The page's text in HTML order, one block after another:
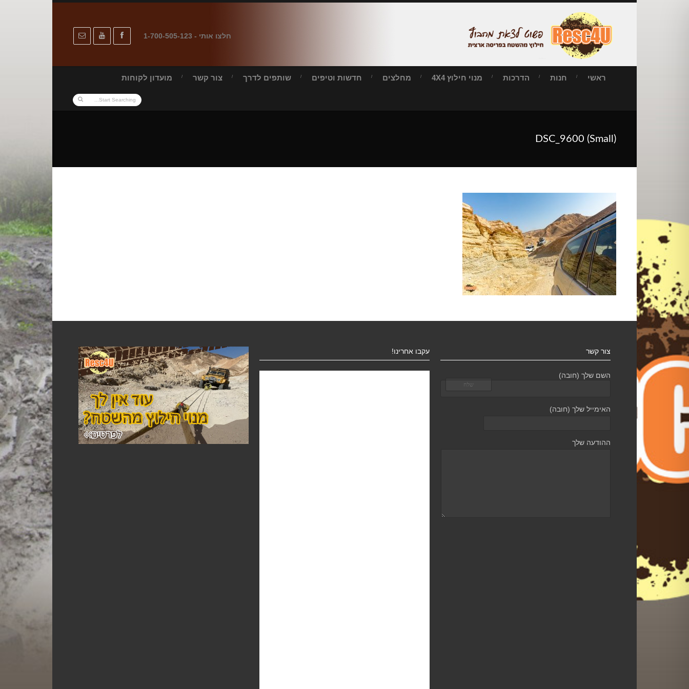
חלצו אותי - 1-700-505-123
ראשי חנות הדרכות מנוי חילוץ 4X4 מחלצים חדשות וטיפים שותפים לדרך צור קשר מועדון לקוחות
DSC_9600 (Small)
צור קשר
השם שלך (חובה)
האימייל שלך (חובה)
ההודעה שלך
עקבו אחרינו!